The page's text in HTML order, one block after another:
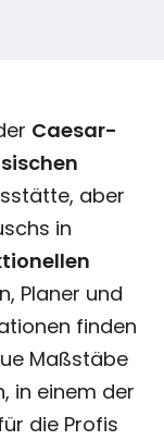
Caesar-
aber
in
Planer und
finden
Maßstäbe
in einem der
die Profis